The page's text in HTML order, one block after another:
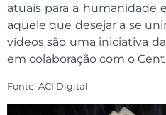
atuais para a humanidade
aquele que desejar a se
vídeos são uma iniciativa
em colaboração com o
Fonte: ACI Digital